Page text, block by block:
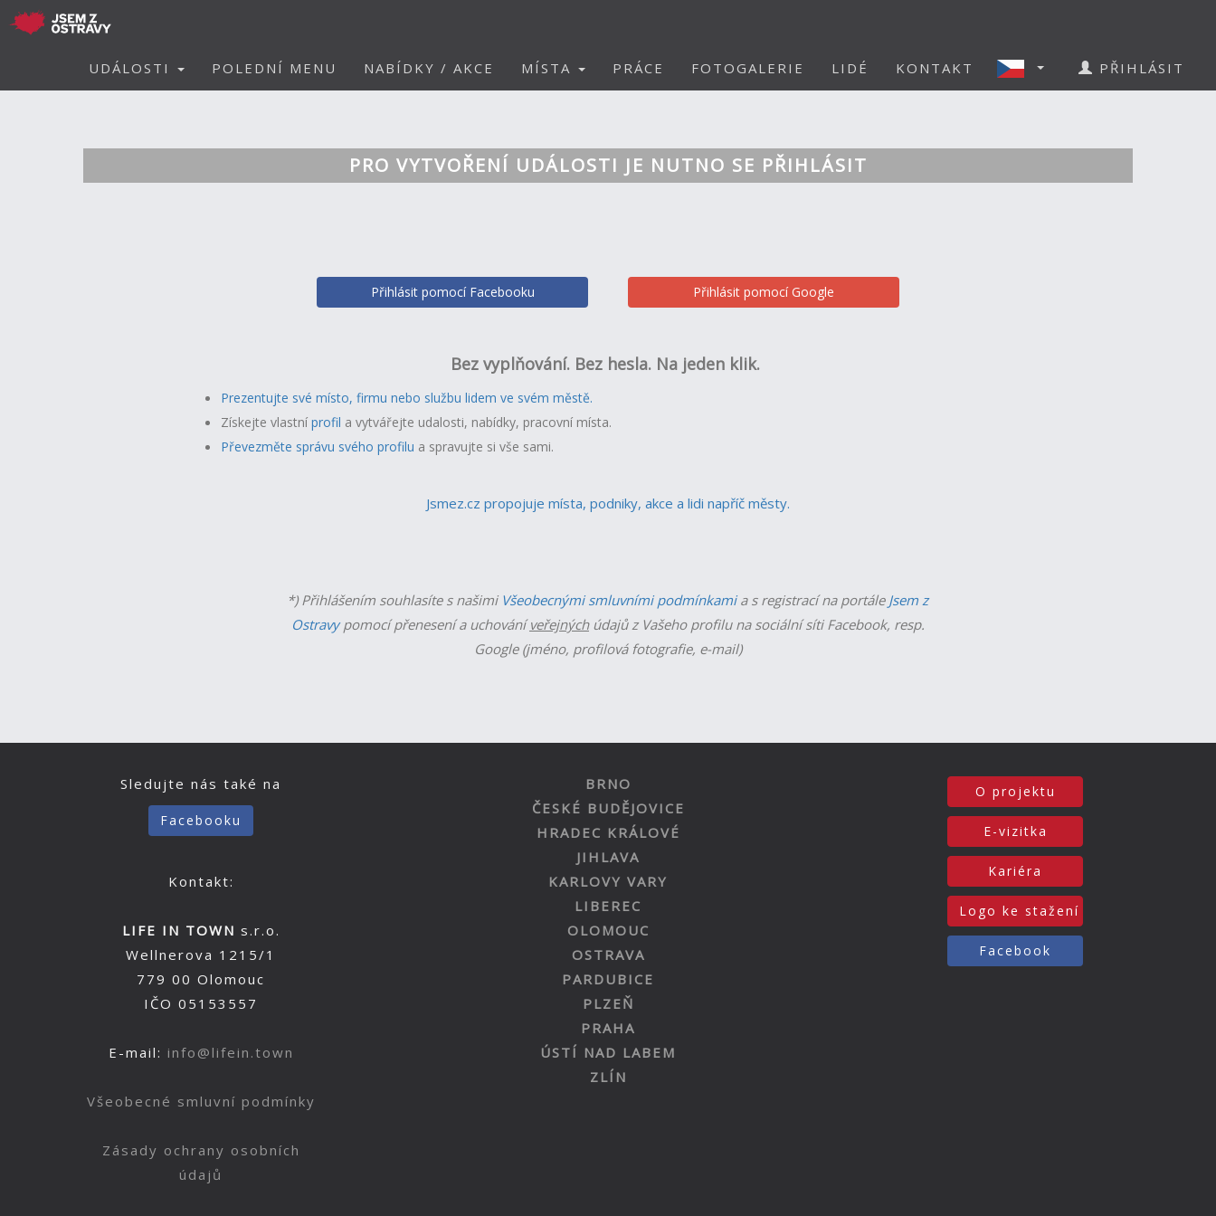
UDÁLOSTI POLEDNÍ MENU NABÍDKY / AKCE MÍSTA PRÁCE FOTOGALERIE LIDÉ KONTAKT PŘIHLÁSIT
PRO VYTVOŘENÍ UDÁLOSTI JE NUTNO SE PŘIHLÁSIT
Přihlásit pomocí Facebooku Přihlásit pomocí Google
Bez vyplňování. Bez hesla. Na jeden klik.
Prezentujte své místo, firmu nebo službu lidem ve svém městě.
Získejte vlastní profil a vytvářejte udalosti, nabídky, pracovní místa.
Převezměte správu svého profilu a spravujte si vše sami.
Jsmez.cz propojuje místa, podniky, akce a lidi napříč městy.
*) Přihlášením souhlasíte s našimi Všeobecnými smluvními podmínkamia s registrací na portále Jsem z
Ostravypomocí přenesení a uchováníveřejnýchúdajů z Vašeho profilu na sociální síti Facebook, resp.
Google (jméno, profilová fotografie, e-mail)
Sledujte nás také na
Facebooku
Kontakt:
LIFE IN TOWN s.r.o.
Wellnerova 1215/1
779 00 Olomouc
IČO 05153557
E-mail: info@lifein.town
Všeobecné smluvní podmínky
Zásady ochrany osobních
údajů
BRNO
ČESKÉ BUDĚJOVICE
HRADEC KRÁLOVÉ
JIHLAVA
KARLOVY VARY
LIBEREC
OLOMOUC
OSTRAVA
PARDUBICE
PLZEŇ
PRAHA
ÚSTÍ NAD LABEM
ZLÍN
O projektu
E-vizitka
Kariéra
Logo ke stažení
Facebook